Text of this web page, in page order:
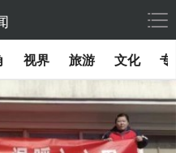
视界 旅游 文化 专